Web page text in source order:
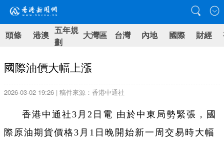
頭條 港澳 五年規
劃
大灣區 台灣 內地 國際 財經
國際油價大幅上漲
2026-03-02 19:26 | 稿件來源：香港中通社
香港中通社3月2日電 由於中東局勢緊張，國
際原油期貨價格3月1日晚開始新一周交易時大幅